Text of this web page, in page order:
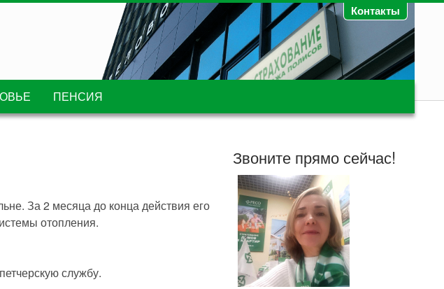
Контакты
ПЕНСИЯ
За 2 месяца до конца действия его
отопления.
службу.
Звоните прямо сейчас!